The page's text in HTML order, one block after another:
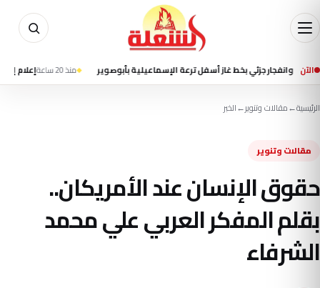
الآن
جزئي بخط غاز أسفل ترعة الإسماعيلية بأبوصوير منذ 20 ساعة إعلام إيراني يتحدث
الرئيسية←مقالات وتنوير←الخبر
مقالات وتنوير
حقوق الإنسان عند الأمريكان..
بقلم المفكر العربي علي محمد
الشرفاء